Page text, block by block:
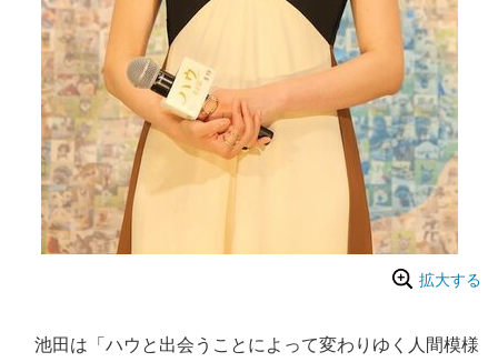
拡大する
池田は「ハウと出会うことによって変わりゆく人間模様